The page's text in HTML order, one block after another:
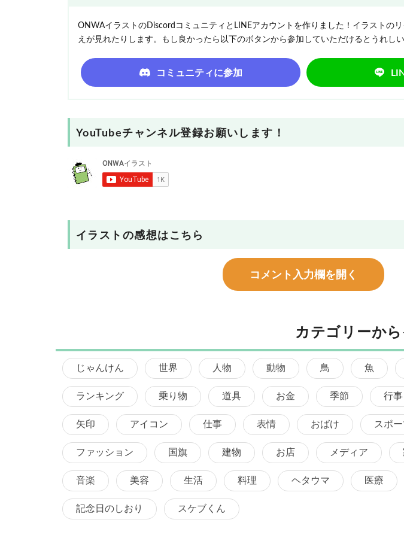
ONWAイラストのDiscordコミュニティとLINEアカウントを作りました！イラストの
えが見れたりします。もし良かったら以下のボタンから参加していただけるとうれしい
コミュニティに参加
YouTubeチャンネル登録お願いします！
イラストの感想はこちら
コメント入力欄を開く
カテゴリーか
じゃんけん 世界 人物 動物 鳥 魚
ランキング 乗り物 道具 お金 季節 行事
矢印 アイコン 仕事 表情 おばけ スポ
ファッション 国旗 建物 お店 メディア
音楽 美容 生活 料理 ヘタウマ 医療
記念日のしおり スケブくん